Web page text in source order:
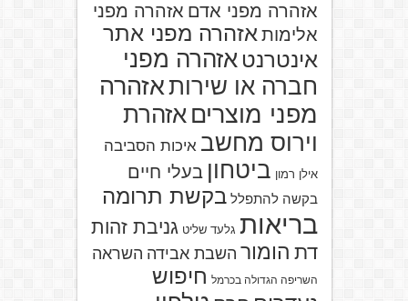
אזהרה מפני אדם אזהרה מפני
אלימות אזהרה מפני אתר
אינטרנט אזהרה מפני
חברה או שירותאזהרה
מפני מוצרים אזהרת
וירוס מחשב איכות הסביבה
אילן רמון ביטחון בעלי חיים
בקשה להתפלל בקשת תרומה
בריאות גלעד שליט גניבת זהות
דת הומור השבת אבידה השראה
השריפה הגדולה בכרמל חיפוש